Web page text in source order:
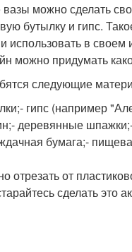
вазы можно сделать
бутылку и гипс.
использовать в своем
можно придумать
следующие
гипс (например
деревянные
бумага;-
от
сделать это